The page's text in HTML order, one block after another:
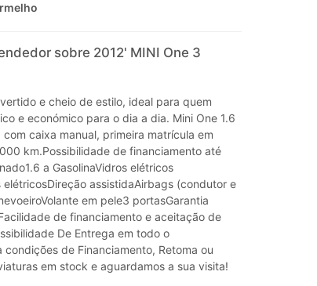
sobre 2012' MINI One 3
e cheio de estilo, ideal para quem
e económico para o dia a dia. Mini One 1.6
caixa manual, primeira matrícula em
km.Possibilidade de financiamento até
a GasolinaVidros elétricos
assistidaAirbags (condutor e
em pele3 portasGarantia
de financiamento e aceitação de
De Entrega em todo o
condições de Financiamento, Retoma ou
em stock e aguardamos a sua visita!